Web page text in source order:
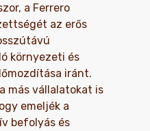
a Ferrero
az erős
környezeti és
iránt.
más vállalatokat is
emeljék a
befolyás és